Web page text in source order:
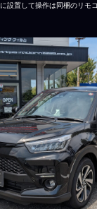
設置して操作は同梱のリモ